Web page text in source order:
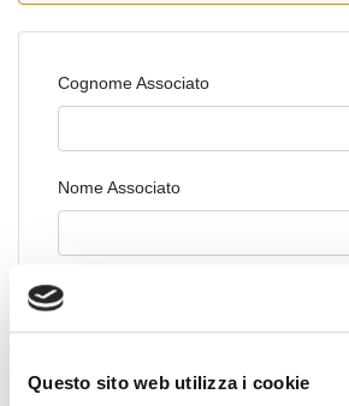
Questo sito web utilizza i cookie
Cognome Associato
Nome Associato
Codice Associato FIAP